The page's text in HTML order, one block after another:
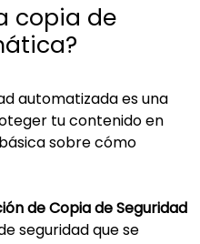
copia de
automatizada es una
tu contenido en
sobre cómo
de Copia de Seguridad
seguridad que se